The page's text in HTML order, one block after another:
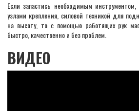
Если запастись необходимым
узлами крепления, силовой техникой для
на высоту, то с помощью работящих рук
быстро, качественно и без проблем.
ВИДЕО